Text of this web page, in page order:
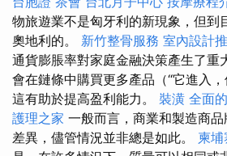
物旅遊業不是匈牙利的新現象，但到
奧地利的。 新竹整骨服務 室內設計
通貨膨脹率對家庭金融決策產生了重
會在鏈條中購買更多產品（“它進入，
這有助於提高盈利能力。 裝潢 全面
護理之家 一般而言，商業和製造商
差異，儘管情況並非總是如此。 柬埔